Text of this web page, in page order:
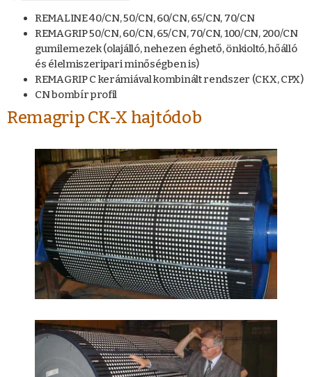
REMALINE 40/CN, 50/CN, 60/CN, 65/CN, 70/CN
REMAGRIP 50/CN, 60/CN, 65/CN, 70/CN, 100/CN, 200/CN
gumilemezek (olajálló, nehezen éghető, önkioltó, hőálló
és élelmiszeripari minőségben is)
REMAGRIP C kerámiával kombinált rendszer (CKX, CPX)
CN bombír profil
Remagrip CK-X hajtódob